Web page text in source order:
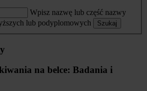
Wpisz nazwę lub część nazwy
lub podyplomowych
Szukaj
na belce: Badania i